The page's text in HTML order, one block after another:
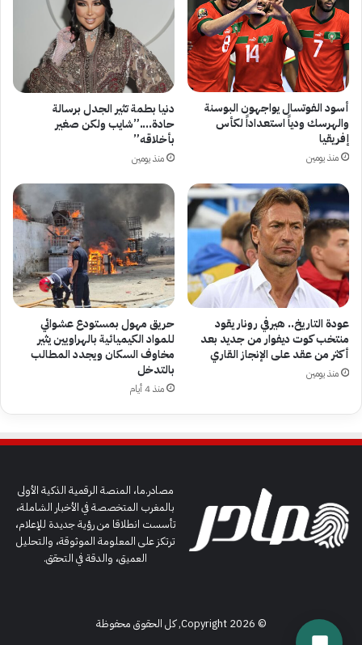
أسود الفوتسال يواجهون البوسنة
والهرسك ودياً استعداداً لكأس
إفريقيا
منذ يومين
دنيا بطمة تثير الجدل برسالة
حادة….”شايب ولكن صغير
بأخلاقه”
منذ يومين
عودة التاريخ.. هيرفي رونار يقود
منتخب كوت ديفوار من جديد بعد
أكثر من عقد على الإنجاز القاري
منذ يومين
حريق مهول بمستودع عشوائي
للمواد الكيميائية بالهراويين يثير
مخاوف السكان ويجدد المطالب
بالتدخل
منذ 4 أيام
مصادر.ما، المنصة الرقمية الذكية الأولى
بالمغرب المتخصصة في الأخبار الشاملة،
تأسست انطلاقا من رؤية جديدة للإعلام،
ترتكز على المعلومة الموثوقة، والتحليل
العميق، والدقة في التحقق.
© Copyright 2026, كل الحقوق محفوظة